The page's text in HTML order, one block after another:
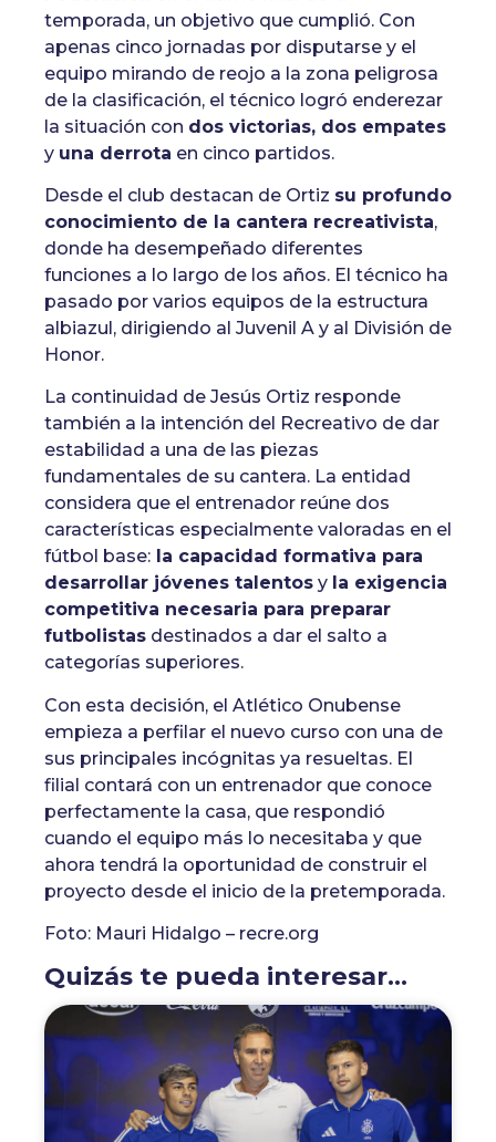
temporada, un objetivo que cumplió. Con
apenas cinco jornadas por disputarse y el
equipo mirando de reojo a la zona peligrosa
de la clasificación, el técnico logró enderezar
la situación con dos victorias, dos empates
y una derrota en cinco partidos.
Desde el club destacan de Ortiz su profundo
conocimiento de la cantera recreativista,
donde ha desempeñado diferentes
funciones a lo largo de los años. El técnico ha
pasado por varios equipos de la estructura
albiazul, dirigiendo al Juvenil A y al División de
Honor.
La continuidad de Jesús Ortiz responde
también a la intención del Recreativo de dar
estabilidad a una de las piezas
fundamentales de su cantera. La entidad
considera que el entrenador reúne dos
características especialmente valoradas en el
fútbol base: la capacidad formativa para
desarrollar jóvenes talentos y la exigencia
competitiva necesaria para preparar
futbolistas destinados a dar el salto a
categorías superiores.
Con esta decisión, el Atlético Onubense
empieza a perfilar el nuevo curso con una de
sus principales incógnitas ya resueltas. El
filial contará con un entrenador que conoce
perfectamente la casa, que respondió
cuando el equipo más lo necesitaba y que
ahora tendrá la oportunidad de construir el
proyecto desde el inicio de la pretemporada.
Foto: Mauri Hidalgo – recre.org
Quizás te pueda interesar...